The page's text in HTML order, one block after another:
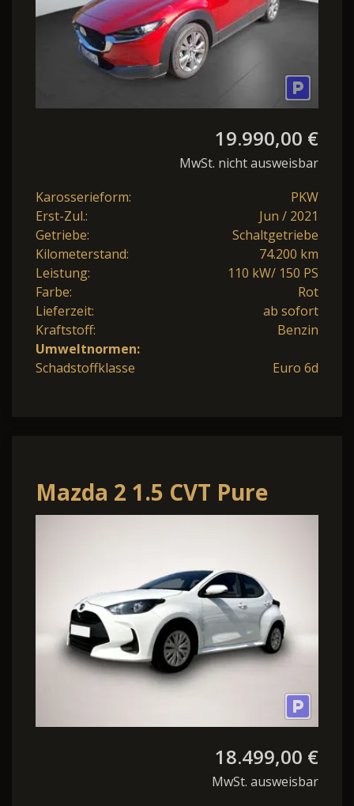
19.990,00 €
MwSt. nicht ausweisbar
Karosserieform:
PKW
Erst-Zul.:
Jun / 2021
Getriebe:
Schaltgetriebe
Kilometerstand:
74.200 km
Leistung:
110 kW/ 150 PS
Farbe:
Rot
Lieferzeit:
ab sofort
Kraftstoff:
Benzin
Umweltnormen:
Schadstoffklasse
Euro 6d
Mazda 2 1.5 CVT Pure
**ACC Klimaautomatik
18.499,00 €
MwSt. ausweisbar